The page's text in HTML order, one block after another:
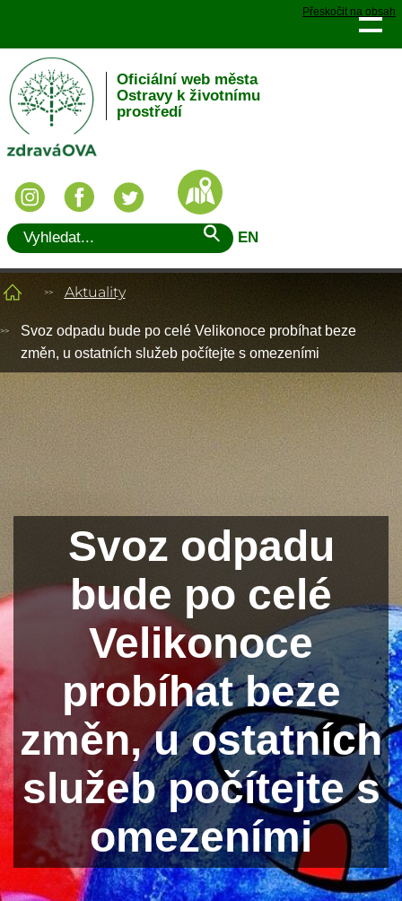
Přeskočit na obsah
Oficiální web města
Ostravy k životnímu
prostředí
EN
Aktuality
Svoz odpadu bude po celé Velikonoce probíhat beze
změn, u ostatních služeb počítejte s omezeními
Svoz odpadu
bude po celé
Velikonoce
probíhat beze
změn, u ostatních
služeb počítejte s
omezeními